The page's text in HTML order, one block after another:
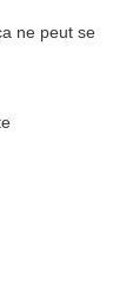
ne peut se